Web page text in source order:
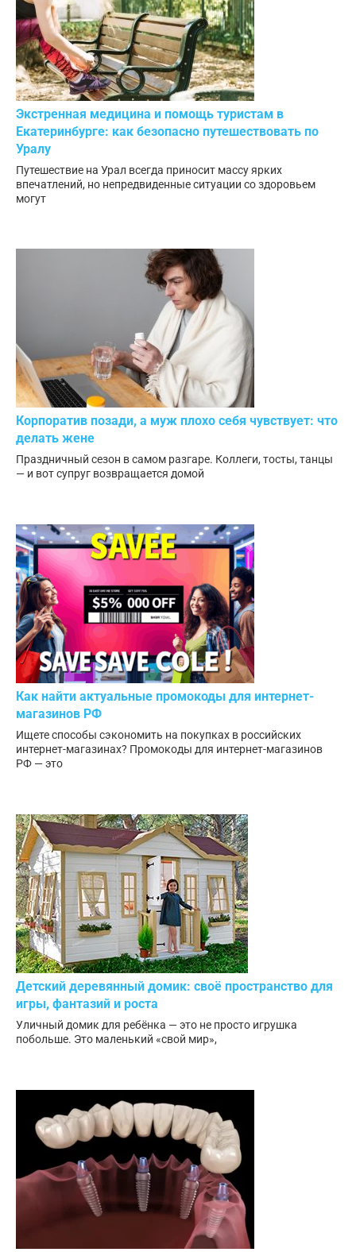
Экстренная медицина и помощь туристам в
Екатеринбурге: как безопасно путешествовать по
Уралу
Путешествие на Урал всегда приносит массу ярких
впечатлений, но непредвиденные ситуации со здоровьем
могут
Корпоратив позади, а муж плохо себя чувствует: что
делать жене
Праздничный сезон в самом разгаре. Коллеги, тосты, танцы
— и вот супруг возвращается домой
Как найти актуальные промокоды для интернет-
магазинов РФ
Ищете способы сэкономить на покупках в российских
интернет-магазинах? Промокоды для интернет-магазинов
РФ — это
Детский деревянный домик: своё пространство для
игры, фантазий и роста
Уличный домик для ребёнка — это не просто игрушка
побольше. Это маленький «свой мир»,